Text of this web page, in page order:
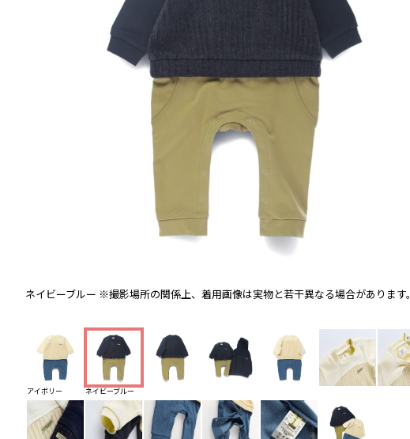
ネイビーブルー ※撮影場所の関係上、着用画像は実物と若干異なる場合があります。
アイボリー ネイビーブルー